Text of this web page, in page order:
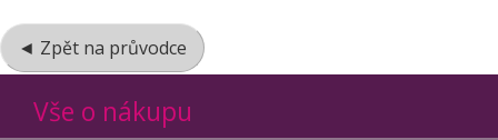
◄ Zpět na průvodce
Vše o nákupu